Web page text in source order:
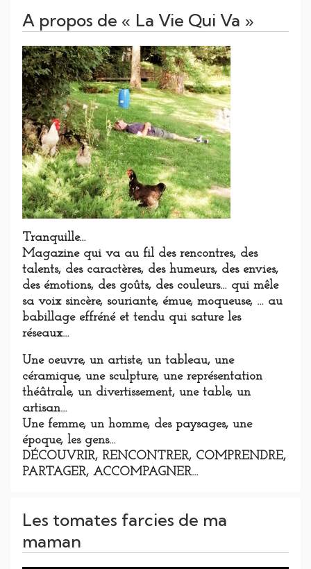
A propos de « La Vie Qui Va »
Tranquille…
Magazine qui va au fil des rencontres, des
talents, des caractères, des humeurs, des envies,
des émotions, des goûts, des couleurs… qui mêle
sa voix sincère, souriante, émue, moqueuse, … au
babillage effréné et tendu qui sature les
réseaux…
Une oeuvre, un artiste, un tableau, une
céramique, une sculpture, une représentation
théâtrale, un divertissement, une table, un
artisan…
Une femme, un homme, des paysages, une
époque, les gens…
DÉCOUVRIR, RENCONTRER, COMPRENDRE,
PARTAGER, ACCOMPAGNER…
Les tomates farcies de ma
maman